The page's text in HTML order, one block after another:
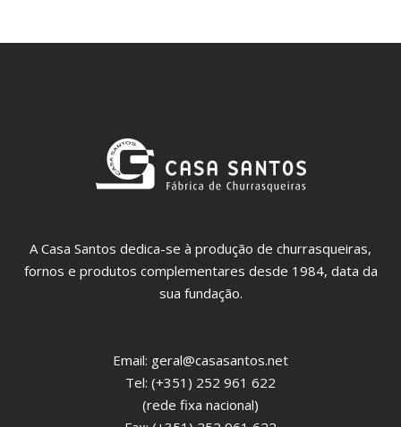
A Casa Santos dedica-se à produção de churrasqueiras,
fornos e produtos complementares desde 1984, data da
sua fundação.
Email: geral@casasantos.net
Tel: (+351) 252 961 622
(rede fixa nacional)